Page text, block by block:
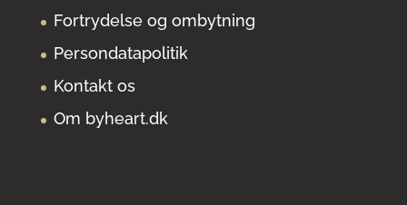
Fortrydelse og ombytning
Persondatapolitik
Kontakt os
Om byheart.dk